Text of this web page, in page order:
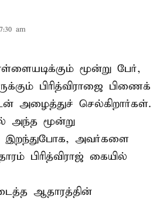
am
மூன்று பேர்,
பிரித்விராஜை பிணைக்
அழைத்துச் செல்கிறார்கள்.
அந்த மூன்று
அவர்களை
பிரித்விராஜ் கையில்
ஆதாரத்தின்